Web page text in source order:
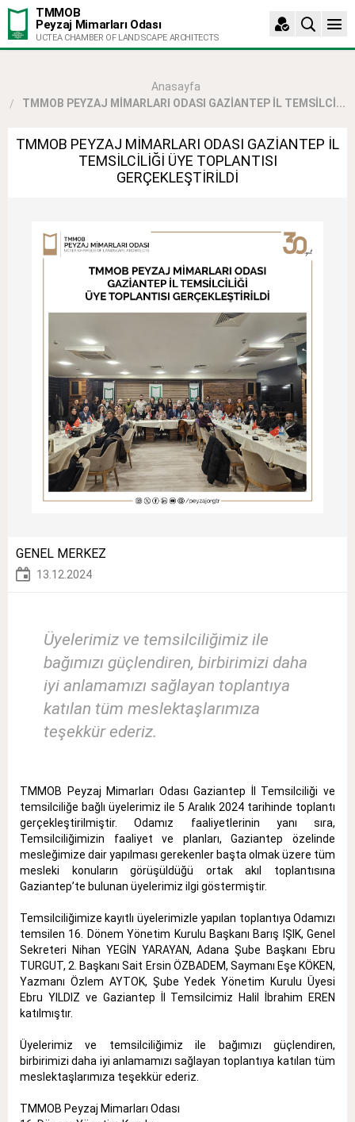
TMMOB
Peyzaj Mimarları Odası
UCTEA CHAMBER OF LANDSCAPE ARCHITECTS
Anasayfa
TMMOB PEYZAJ MİMARLARI ODASI GAZİANTEP İL TEMSİLCİ...
TMMOB PEYZAJ MİMARLARI ODASI GAZİANTEP İL
TEMSİLCİLİĞİ ÜYE TOPLANTISI
GERÇEKLEŞTİRİLDİ
GENEL MERKEZ
13.12.2024
Üyelerimiz ve temsilciliğimiz ile
bağımızı güçlendiren, birbirimizi daha
iyi anlamamızı sağlayan toplantıya
katılan tüm meslektaşlarımıza
teşekkür ederiz.
TMMOB Peyzaj Mimarları Odası Gaziantep İl Temsilciliği ve
temsilciliğe bağlı üyelerimiz ile 5 Aralık 2024 tarihinde toplantı
gerçekleştirilmiştir. Odamız faaliyetlerinin yanı sıra,
Temsilciliğimizin faaliyet ve planları, Gaziantep özelinde
mesleğimize dair yapılması gerekenler başta olmak üzere tüm
mesleki konuların görüşüldüğü ortak akıl toplantısına
Gaziantep’te bulunan üyelerimiz ilgi göstermiştir.
Temsilciliğimize kayıtlı üyelerimizle yapılan toplantıya Odamızı
temsilen 16. Dönem Yönetim Kurulu Başkanı Barış IŞIK, Genel
Sekreteri Nihan YEGİN YARAYAN, Adana Şube Başkanı Ebru
TURGUT, 2. Başkanı Sait Ersin ÖZBADEM, Saymanı Eşe KÖKEN,
Yazmanı Özlem AYTOK, Şube Yedek Yönetim Kurulu Üyesi
Ebru YILDIZ ve Gaziantep İl Temsilcimiz Halil İbrahim EREN
katılmıştır.
Üyelerimiz ve temsilciliğimiz ile bağımızı güçlendiren,
birbirimizi daha iyi anlamamızı sağlayan toplantıya katılan tüm
meslektaşlarımıza teşekkür ederiz.
TMMOB Peyzaj Mimarları Odası